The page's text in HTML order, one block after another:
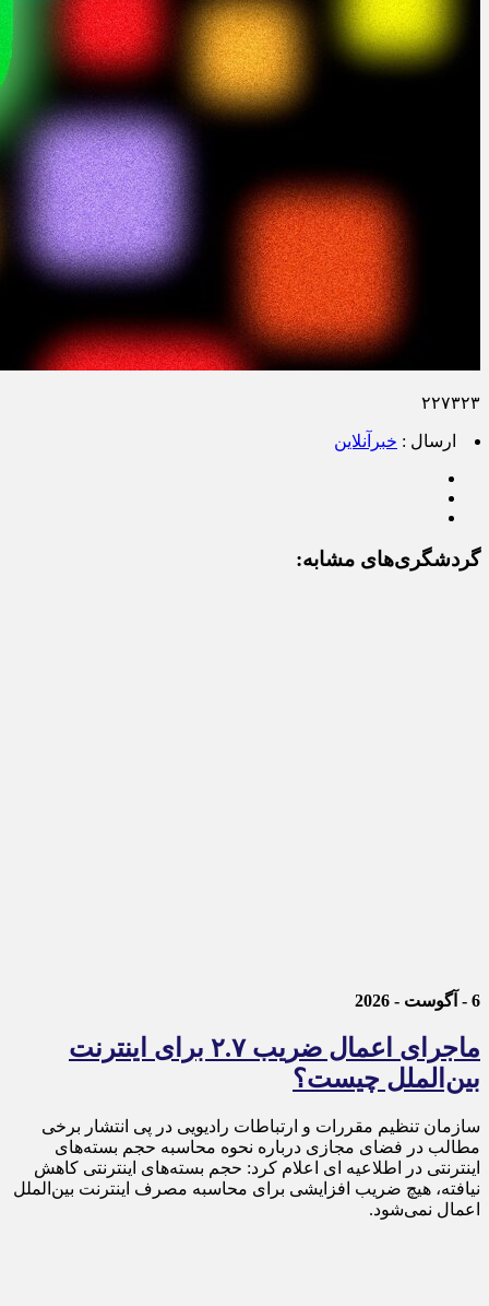
۲۲۷۳۲۳
ارسال : خبرآنلاین
گردشگری‌های مشابه:
6 - آگوست - 2026
ماجرای اعمال ضریب ۲.۷ برای اینترنت
بین‌الملل چیست؟
سازمان تنظیم مقررات و ارتباطات رادیویی در پی انتشار برخی
مطالب در فضای مجازی درباره نحوه محاسبه حجم بسته‌های
اینترنتی در اطلاعیه ای اعلام کرد: حجم بسته‌های اینترنتی کاهش
نیافته، هیچ ضریب افزایشی برای محاسبه مصرف اینترنت بین‌الملل
اعمال نمی‌شود.